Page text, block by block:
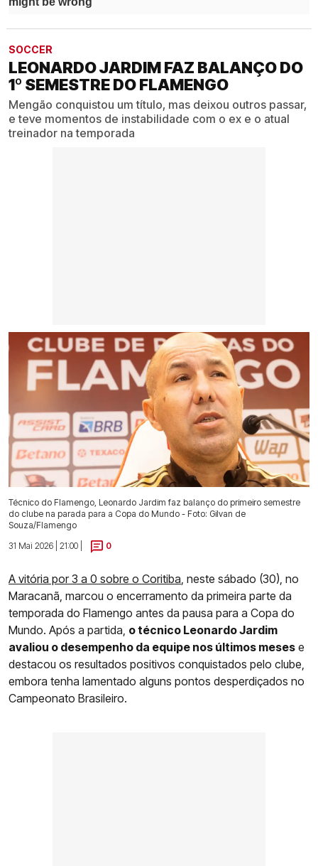
SOCCER
LEONARDO JARDIM FAZ BALANÇO DO
1º SEMESTRE DO FLAMENGO
Mengão conquistou um título, mas deixou outros passar,
e teve momentos de instabilidade com o ex e o atual
treinador na temporada
Técnico do Flamengo, Leonardo Jardim faz balanço do primeiro semestre
do clube na parada para a Copa do Mundo - Foto: Gilvan de
Souza/Flamengo
31 Mai 2026 | 21:00 |
0
A vitória por 3 a 0 sobre o Coritiba , neste sábado (30), no
Maracanã, marcou o encerramento da primeira parte da
temporada do Flamengo antes da pausa para a Copa do
Mundo. Após a partida, o técnico Leonardo Jardim
avaliou o desempenho da equipe nos últimos meses e
destacou os resultados positivos conquistados pelo clube,
embora tenha lamentado alguns pontos desperdiçados no
Campeonato Brasileiro.